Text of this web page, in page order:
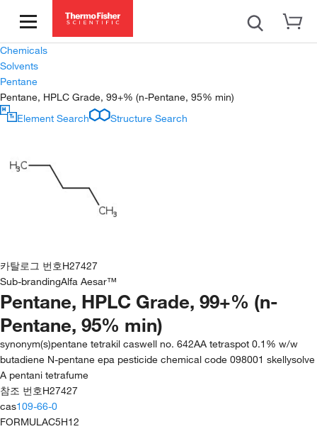
Chemicals
Solvents
Pentane
Pentane, HPLC Grade, 99+% (n-Pentane, 95% min)
Element Search
Structure Search
카탈로그 번호H27427
Sub-brandingAlfa Aesar™
Pentane, HPLC Grade, 99+% (n-
Pentane, 95% min)
synonym(s)pentane tetrakil caswell no. 642AA tetraspot 0.1% w/w
butadiene N-pentane epa pesticide chemical code 098001 skellysolve
A pentani tetrafume
참조 번호H27427
cas109-66-0
FORMULAC5H12